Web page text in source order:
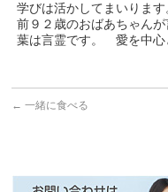
学びは活かしてまいりま
前９２歳のおばあちゃん
葉は言霊です。 愛を中心
← 一緒に食べる